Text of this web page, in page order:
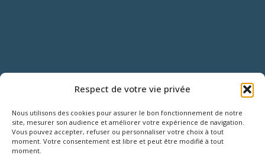
Respect de votre vie privée
Nous utilisons des cookies pour assurer le bon fonctionnement de notre
site, mesurer son audience et améliorer votre expérience de navigation.
Vous pouvez accepter, refuser ou personnaliser votre choix à tout
moment. Votre consentement est libre et peut être modifié à tout
moment.
18 Rue Roger SALENGRO,
Z.I. des Grouëts, 41100 SAINT-OUEN